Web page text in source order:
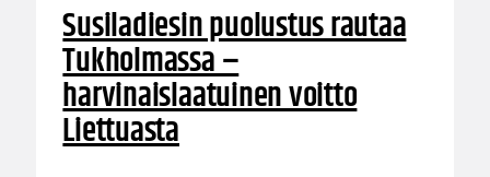
Susiladiesin puolustus rautaa
Tukholmassa –
harvinaislaatuinen voitto
Liettuasta